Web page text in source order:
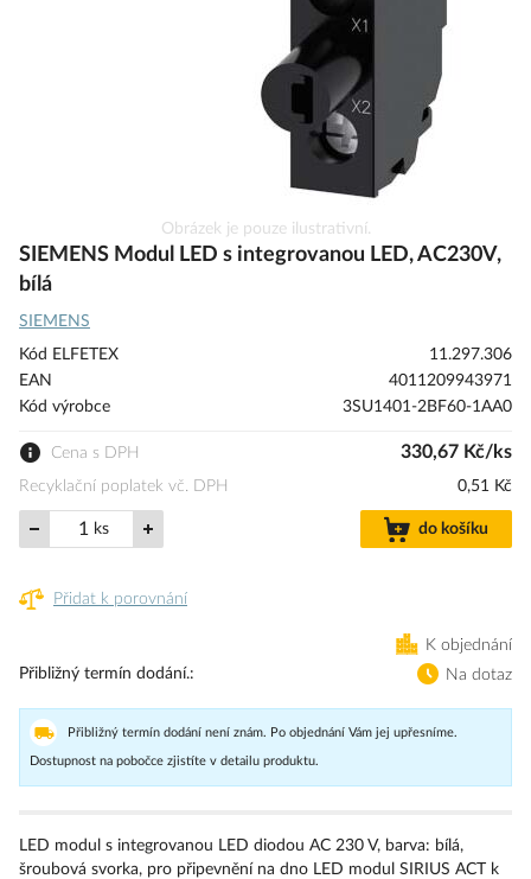
na
začátek
s
obrázky
Obrázek je pouze ilustrativní.
SIEMENS Modul LED s integrovanou LED, AC230V,
bílá
SIEMENS
Kód ELFETEX
11.297.306
EAN
4011209943971
Kód výrobce
3SU1401-2BF60-1AA0
Cena s DPH 330,67 Kč/ks
Recyklační poplatek vč. DPH 0,51 Kč
ks do košíku
Přidat k porovnání
K objednání
Přibližný termín dodání.
Na dotaz
Přibližný termín dodání není znám. Po objednání Vám jej upřesníme.
Dostupnost na pobočce zjistíte v detailu produktu.
LED modul s integrovanou LED diodou AC 230 V, barva: bílá,
šroubová svorka, pro připevnění na dno LED modul SIRIUS ACT k